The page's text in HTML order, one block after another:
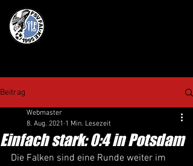
Beitrag
Einfach stark: 0:4 in Potsdam
Webmaster
8. Aug. 2021 1 Min. Lesezeit
Die Falken sind eine Runde weiter im